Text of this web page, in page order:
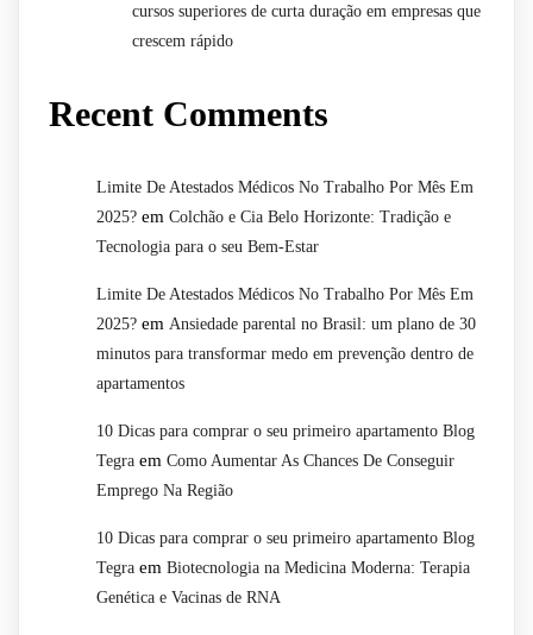
cursos superiores de curta duração em empresas que
crescem rápido
Recent Comments
Limite De Atestados Médicos No Trabalho Por Mês Em
2025? em Colchão e Cia Belo Horizonte: Tradição e
Tecnologia para o seu Bem-Estar
Limite De Atestados Médicos No Trabalho Por Mês Em
2025? em Ansiedade parental no Brasil: um plano de 30
minutos para transformar medo em prevenção dentro de
apartamentos
10 Dicas para comprar o seu primeiro apartamento Blog
Tegra em Como Aumentar As Chances De Conseguir
Emprego Na Região
10 Dicas para comprar o seu primeiro apartamento Blog
Tegra em Biotecnologia na Medicina Moderna: Terapia
Genética e Vacinas de RNA